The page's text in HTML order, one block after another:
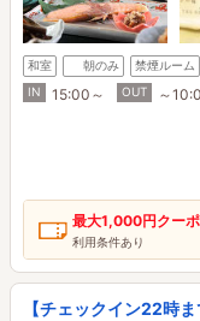
和室 朝のみ
禁煙ルーム
IN
15:00～ OUT ～
最大1,000円クー
利用条件あり
【チェックイン22時